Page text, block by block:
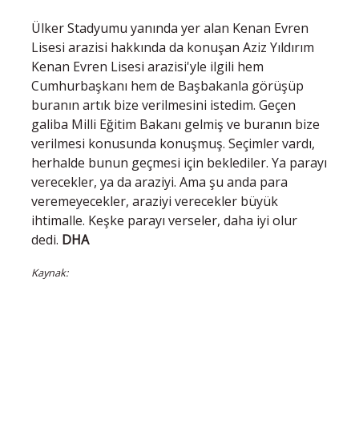
Ülker Stadyumu yanında yer alan Kenan Evren
Lisesi arazisi hakkında da konuşan Aziz Yıldırım
Kenan Evren Lisesi arazisi'yle ilgili hem
Cumhurbaşkanı hem de Başbakanla görüşüp
buranın artık bize verilmesini istedim. Geçen
galiba Milli Eğitim Bakanı gelmiş ve buranın bize
verilmesi konusunda konuşmuş. Seçimler vardı,
herhalde bunun geçmesi için beklediler. Ya parayı
verecekler, ya da araziyi. Ama şu anda para
veremeyecekler, araziyi verecekler büyük
ihtimalle. Keşke parayı verseler, daha iyi olur
dedi. DHA
Kaynak: